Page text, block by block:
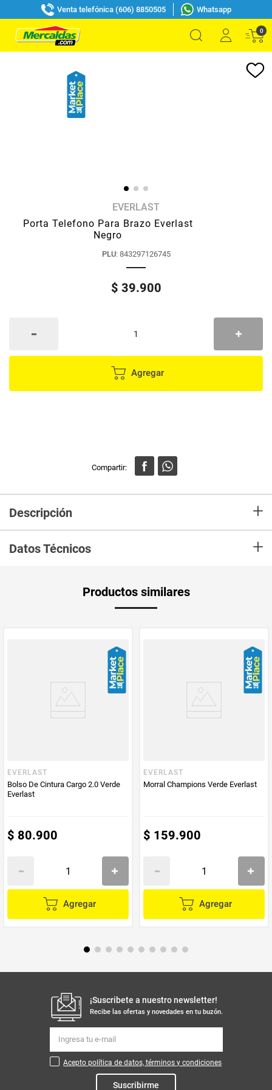
Venta telefónica (606) 8850505 Whatsapp
0
EVERLAST
Porta Telefono Para Brazo Everlast
Negro
PLU: 843297126745
$ 39.900
Agregar
Descripción +
comodidad durante todas las actividades. Apta para celulares con
pantalla de hasta 6. 5?. Ideal para correr, senderismo, ciclismo, gimnasio y
Datos Técnicos +
Everlast
Productos similares
EVERLAST
Bolso De Cintura Cargo 2.0 Verde
Everlast
$ 80.900
Agregar
EVERLAST
Morral Champions Verde Everlast
$ 159.900
Agregar
¡Suscribete a nuestro newsletter!
Recibe las ofertas y novedades en tu buzón.
Acepto política de datos, términos y condiciones
Suscribirme